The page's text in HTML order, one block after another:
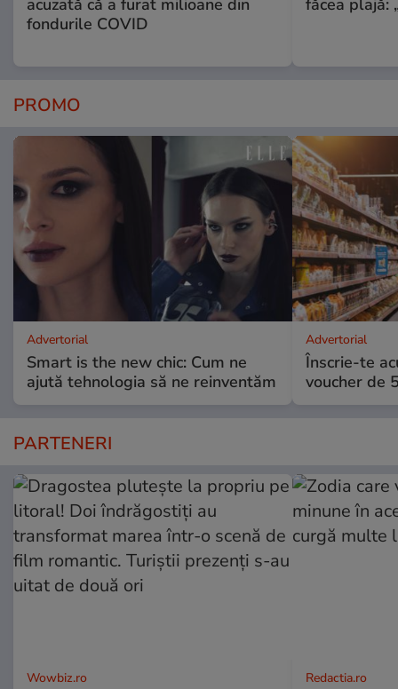
acuzată că a furat milioane din
fondurile COVID
făcea plajă:
PROMO
Advertorial
Smart is the new chic: Cum ne
ajută tehnologia să ne reinventăm
Advertorial
Înscrie-te
voucher de
PARTENERI
Wowbiz.ro Redactia.ro